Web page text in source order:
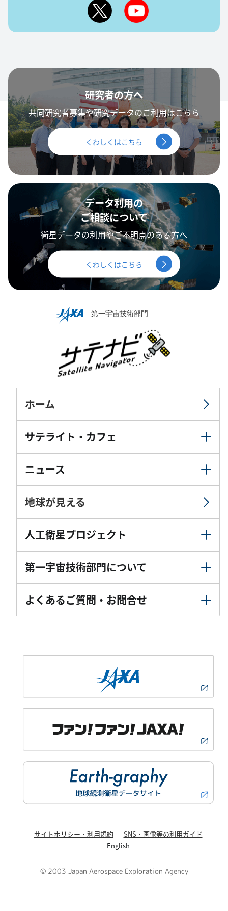
研究者の方へ
共同研究者募集や研究データのご利用はこちら
くわしくはこちら
データ利用の
ご相談について
衛星データの利用やご不明点のある方へ
くわしくはこちら
ホーム
サテライト・カフェ
ニュース
地球が見える
人工衛星プロジェクト
第一宇宙技術部門について
よくあるご質問・お問合せ
サイトポリシー・利用規約
SNS・画像等の利用ガイド
English
© 2003 Japan Aerospace Exploration Agency